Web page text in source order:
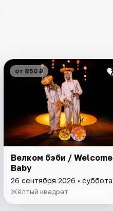
от 850 ₽
Велком бэби / Welcome
Baby
26 сентября 2026 • суббота
Жёлтый квадрат